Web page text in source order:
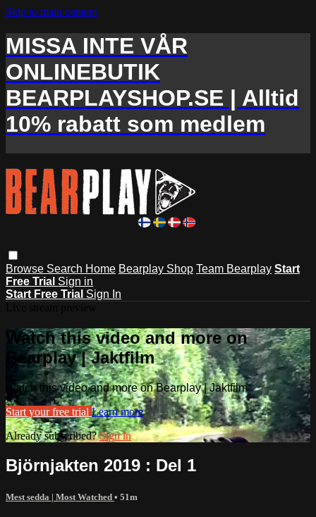
Skip to main content
MISSA INTE VÅR
ONLINEBUTIK
BEARPLAYSHOP.SE | Alltid
10% rabatt som medlem
Browse Search Home Bearplay Shop Team Bearplay Start
Free Trial Sign in
Start Free Trial Sign In
Watch this video and more on
Bearplay | Jaktfilm
Watch this video and more on Bearplay | Jaktfilm
Start your free trial Learn more
Already subscribed?Sign in
Björnjakten 2019 : Del 1
Mest sedda | Most Watched • 51m